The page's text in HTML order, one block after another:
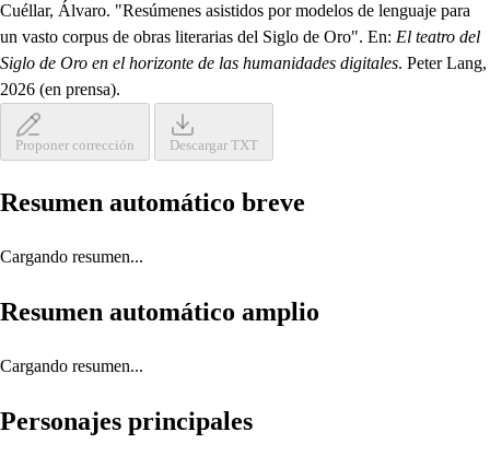
Cuéllar, Álvaro. "Resúmenes asistidos por modelos de lenguaje para
un vasto corpus de obras literarias del Siglo de Oro". En: El teatro del
Siglo de Oro en el horizonte de las humanidades digitales. Peter Lang,
2026 (en prensa).
Proponer corrección Descargar TXT
Resumen automático breve
Cargando resumen...
Resumen automático amplio
Cargando resumen...
Personajes principales